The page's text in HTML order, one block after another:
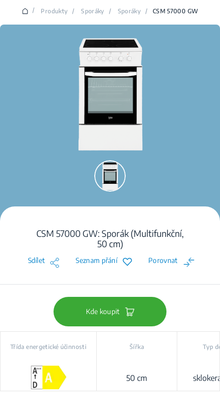
/ Produkty / Sporáky / Sporáky / CSM 57000 GW
CSM 57000 GW: Sporák (Multifunkční,
50 cm)
Sdílet Seznam přání Porovnat
Kde koupit
Třída energetické účinnosti Šířka
50 cm
Typ